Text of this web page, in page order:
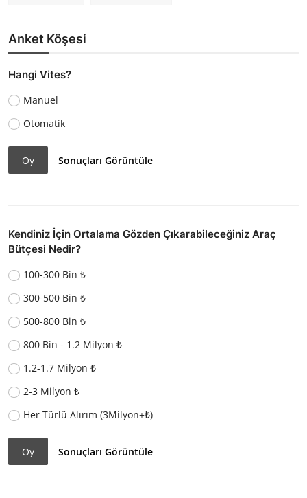
Anket Köşesi
Hangi Vites?
Manuel
Otomatik
Oy Sonuçları Görüntüle
Kendiniz İçin Ortalama Gözden Çıkarabileceğiniz Araç
Bütçesi Nedir?
100-300 Bin ₺
300-500 Bin ₺
500-800 Bin ₺
800 Bin - 1.2 Milyon ₺
1.2-1.7 Milyon ₺
2-3 Milyon ₺
Her Türlü Alırım (3Milyon+₺)
Oy Sonuçları Görüntüle